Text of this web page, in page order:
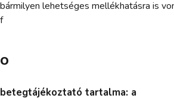
bármilyen lehetséges mellékhatásra is
f
o
betegtájékoztató tartalma: a